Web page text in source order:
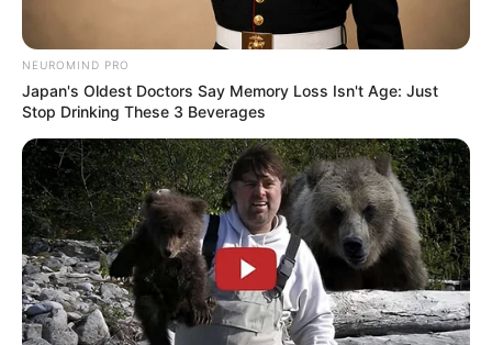
Fail! 10 Potret Makanan Gagal
Dimasak yang Bikin Kamu
Nggak Selera
NEUROMIND PRO
Japan's Oldest Doctors Say Memory Loss Isn't Age: Just
Stop Drinking These 3 Beverages